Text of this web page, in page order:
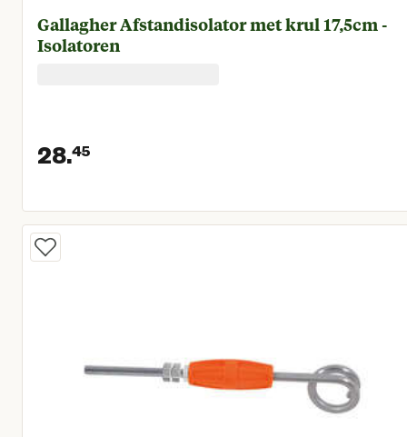
Gallagher Afstandisolator met krul 17,5cm -
Isolatoren
28.45
Huidige prijs € 28,45